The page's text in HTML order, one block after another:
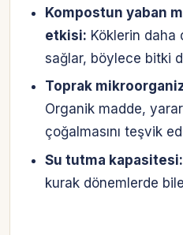
Kompostun yaban
etkisi: Köklerin daha
sağlar, böylece bitki
Toprak
Organik madde,
çoğalmasını teşvik
Su tutma kapasitesi:
kurak dönemlerde